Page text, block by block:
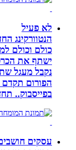
לא פעיל
הנטוורקינג
כולם וכולם
ישתף את הכרטיס
נקבל מעגל
הפורום תקדם את
בפייסבוק..
עסקים חושבים